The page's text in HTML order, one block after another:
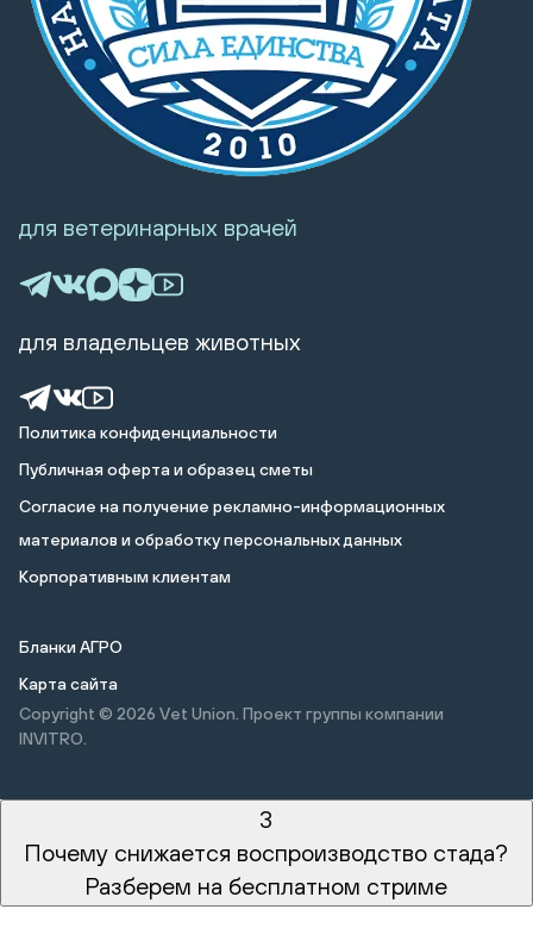
Политика конфиденциальности
Публичная оферта и образец сметы
Cогласие на получение рекламно-информационных
материалов и обработку персональных данных
Корпоративным клиентам
Бланки АГРО
Карта сайта
Copyright © 2026 Vet Union. Проект группы компании
INVITRO.
для ветеринарных врачей
для владельцев животных
3
Почему снижается воспроизводство стада?
Разберем на бесплатном стриме